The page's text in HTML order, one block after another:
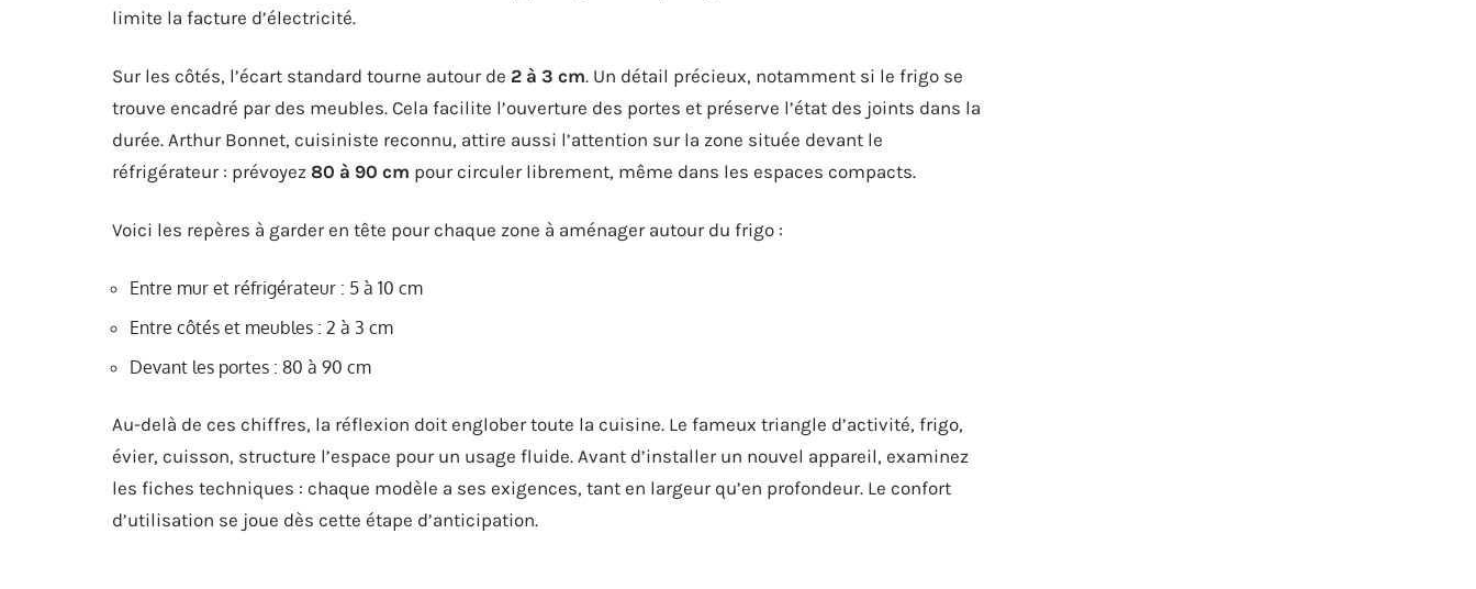
limite la facture d’électricité.
Sur les côtés, l’écart standard tourne autour de 2 à 3 cm. Un détail précieux, notamment si le frigo se
trouve encadré par des meubles. Cela facilite l’ouverture des portes et préserve l’état des joints dans la
durée. Arthur Bonnet, cuisiniste reconnu, attire aussi l’attention sur la zone située devant le
réfrigérateur : prévoyez 80 à 90 cm pour circuler librement, même dans les espaces compacts.
Voici les repères à garder en tête pour chaque zone à aménager autour du frigo :
Entre mur et réfrigérateur : 5 à 10 cm
Entre côtés et meubles : 2 à 3 cm
Devant les portes : 80 à 90 cm
Au-delà de ces chiffres, la réflexion doit englober toute la cuisine. Le fameux triangle d’activité, frigo,
évier, cuisson, structure l’espace pour un usage fluide. Avant d’installer un nouvel appareil, examinez
les fiches techniques : chaque modèle a ses exigences, tant en largeur qu’en profondeur. Le confort
d’utilisation se joue dès cette étape d’anticipation.